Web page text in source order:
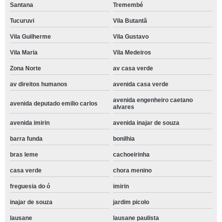
Santana Tremembé
Tucuruvi Vila Butantã
Vila Guilherme Vila Gustavo
Vila Maria Vila Medeiros
Zona Norte av casa verde
av direitos humanos avenida casa verde
avenida deputado emilio carlos
avenida engenheiro caetano
alvares
avenida imirin avenida inajar de souza
barra funda bonilhia
bras leme cachoeirinha
casa verde chora menino
freguesia do ó imirin
inajar de souza jardim picolo
lausane lausane paulista